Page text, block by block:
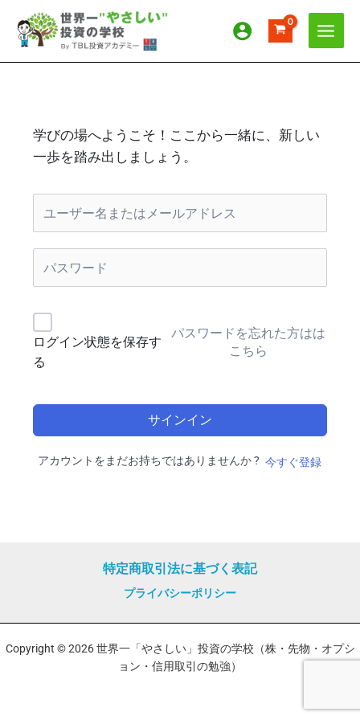
ス
学びの場へようこそ！ここから一緒に、新しい
一歩を踏み出しましょう。
ログイン状態を保存す
る
パスワードを忘れた方はは
こちら
サインイン
アカウントをまだお持ちではありませんか ? 今すぐ登録
特定商取引法に基づく表記
プライバシーポリシー
Copyright © 2026 世界一「やさしい」投資の学校（株・先物・オプシ
ョン・信用取引の勉強）